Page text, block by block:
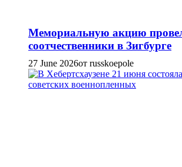
Мемориальную акцию
соотчественники в Зигбурге
27 June 2026от russkoepole